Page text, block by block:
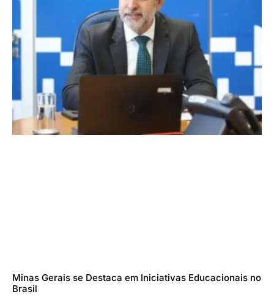
Minas Gerais se Destaca em Iniciativas Educacionais no
Brasil